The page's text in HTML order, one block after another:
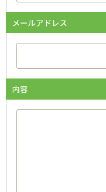
メールアドレス
内容